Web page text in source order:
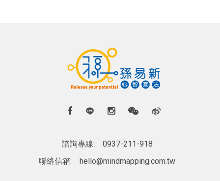
諮詢專線:
0937-211-918
聯絡信箱:
hello@mindmapping.com.tw